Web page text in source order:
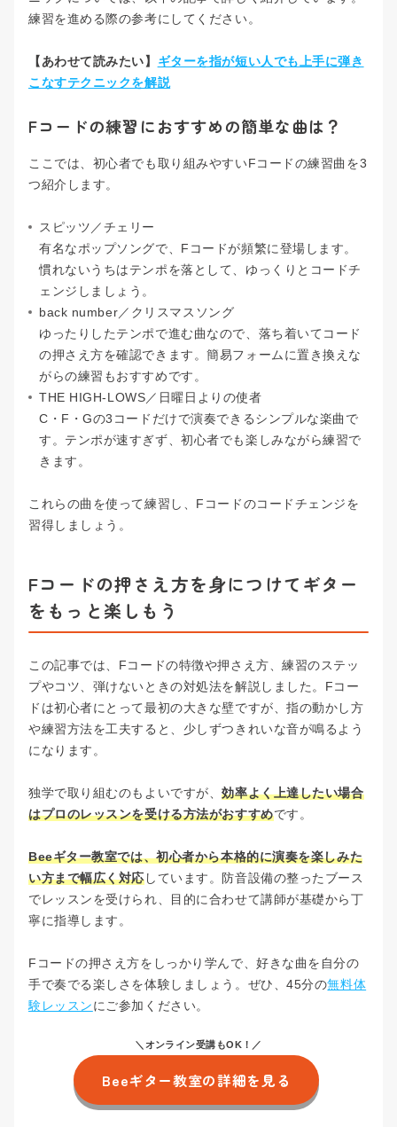
練習を進める際の参考にしてください。
【あわせて読みたい】 ギターを指が短い人でも上手に弾き
こなすテクニックを解説
Fコードの練習におすすめの簡単な曲は？
ここでは、初心者でも取り組みやすいFコードの練習曲を3
つ紹介します。
スピッツ／チェリー
有名なポップソングで、Fコードが頻繁に登場します。
慣れないうちはテンポを落として、ゆっくりとコードチ
ェンジしましょう。
back number／クリスマスソング
ゆったりしたテンポで進む曲なので、落ち着いてコード
の押さえ方を確認できます。簡易フォームに置き換えな
がらの練習もおすすめです。
THE HIGH-LOWS／日曜日よりの使者
C・F・Gの3コードだけで演奏できるシンプルな楽曲で
す。テンポが速すぎず、初心者でも楽しみながら練習で
きます。
これらの曲を使って練習し、Fコードのコードチェンジを
習得しましょう。
Fコードの押さえ方を身につけてギター
をもっと楽しもう
この記事では、Fコードの特徴や押さえ方、練習のステッ
プやコツ、弾けないときの対処法を解説しました。Fコー
ドは初心者にとって最初の大きな壁ですが、指の動かし方
や練習方法を工夫すると、少しずつきれいな音が鳴るよう
になります。
独学で取り組むのもよいですが、効率よく上達したい場合
はプロのレッスンを受ける方法がおすすめです。
Beeギター教室では、初心者から本格的に演奏を楽しみた
い方まで幅広く対応しています。防音設備の整ったブース
でレッスンを受けられ、目的に合わせて講師が基礎から丁
寧に指導します。
Fコードの押さえ方をしっかり学んで、好きな曲を自分の
手で奏でる楽しさを体験しましょう。ぜひ、45分の無料体
験レッスンにご参加ください。
＼オンライン受講もOK！／
Beeギター教室の詳細を見る